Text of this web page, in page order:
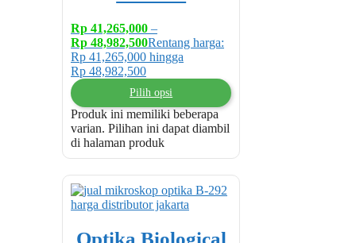
Rp 41,265,000 –
Rp 48,982,500Rentang harga:
Rp 41,265,000 hingga
Rp 48,982,500
Pilih opsi
Produk ini memiliki beberapa
varian. Pilihan ini dapat diambil
di halaman produk